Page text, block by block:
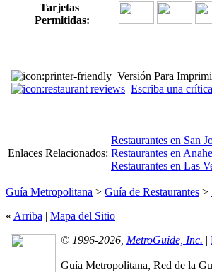
Tarjetas
Permitidas:
Versión Para
Escriba una
Enlaces Relacionados:
Restaurantes en San
Restaurantes en
Restaurantes en Las
Guía Metropolitana > Guía de Restaurantes >
« Arriba | Mapa del Sitio
© 1996-2026, MetroGuide, Inc. |
Guía Metropolitana, Red de la